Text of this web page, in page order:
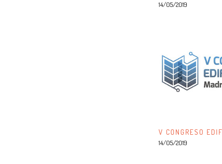
14/05/2019
V CONGRESO
14/05/2019